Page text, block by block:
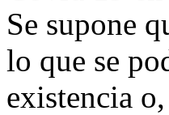
Se supone
lo que se
existencia